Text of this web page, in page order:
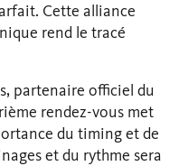
Cette alliance
rend le tracé
partenaire officiel du
rendez-vous met
du timing et de
et du rythme sera